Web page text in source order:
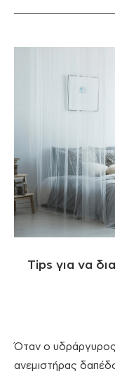
Tips για να
Όταν ο υδράργυρος
ανεμιστήρας